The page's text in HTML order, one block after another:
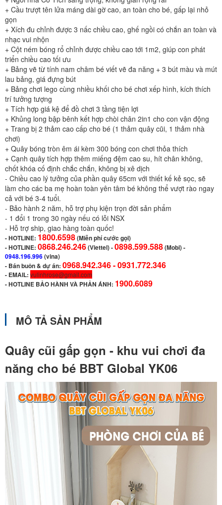
+ Cầu trượt tên lửa máng dài gờ cao, an toàn cho bé, gấp lại nhỏ
gọn
+ Xích đu chỉnh được 3 nấc chiều cao, ghế ngồi có chắn an toàn và
nhạc vui nhộn
+ Cột ném bóng rổ chỉnh được chiều cao tới 1m2, giúp con phát
triển chiều cao tối ưu
+ Bảng vẽ từ tính nam châm bé viết vẽ đa năng + 3 bút màu và mút
lau bảng, giá đựng bút
+ Bảng chơi lego cùng nhiều khối cho bé chơi xếp hình, kích thích
trí tưởng tượng
+ Tích hợp giá kệ để đồ chơi 3 tầng tiện lợi
+ Khủng long bập bênh kết hợp chòi chân 2in1 cho con vận động
+ Trang bị 2 thảm cao cấp cho bé (1 thảm quây cũi, 1 thảm nhà
chơi)
+ Quây bóng tròn êm ái kèm 300 bóng con chơi thỏa thích
+ Cạnh quây tích hợp thêm miếng đệm cao su, hít chân không,
chốt khóa cố định chắc chắn, không bị xê dịch
- Chiều cao lý tưởng của phần quây 65cm với thiết kế kẻ sọc, sẽ
làm cho các ba mẹ hoàn toàn yên tâm bé không thể vượt rào ngay
cả với bé 3-4 tuổi.
- Bảo hành 2 năm, hỗ trợ phụ kiện trọn đời sản phẩm
- 1 đổi 1 trong 30 ngày nếu có lỗi NSX
- Hỗ trợ ship, giao hàng toàn quốc!
-HOTLINE: 1800.6598(Miễn phí cước gọi)
- HOTLINE: 0868.246.246(Viettel)-0898.599.588(Mobi) -
0948.196.996(vina)
- Bán buôn & dự án: 0968.942.346 -0931.772.346
- EMAIL: vulinhrose@gmail.com
-HOTLINE BẢO HÀNH VÀ PHẢN ÁNH: 1900.6089
MÔ TẢ SẢN PHẨM
Quây cũi gấp gọn - khu vui chơi đa
năng cho bé BBT Global YK06